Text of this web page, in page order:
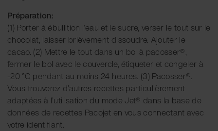
Préparation:
(1) Porter à ébullition l’eau et le sucre, verser le tout sur le
chocolat, laisser brièvement dissoudre. Ajouter le
cacao. (2) Mettre le tout dans un bol à pacosser®,
fermer le bol avec le couvercle, étiqueter et congeler à
-20 °C pendant au moins 24 heures. (3) Pacosser®.
Vous trouverez d’autres recettes particulièrement
adaptées à l’utilisation du mode Jet® dans la base de
données de recettes Pacojet en vous connectant avec
votre identifiant.